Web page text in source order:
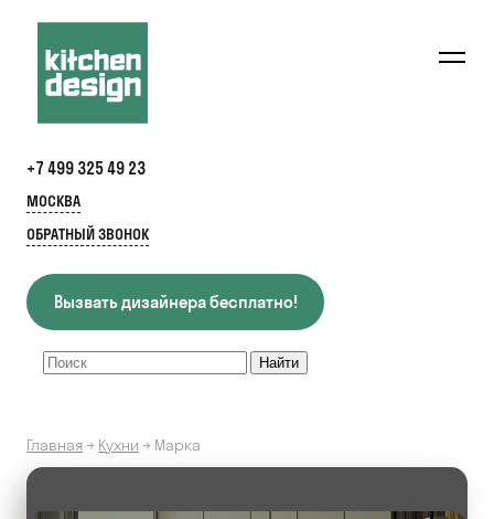
+7 499 325 49 23
МОСКВА
ОБРАТНЫЙ ЗВОНОК
Вызвать дизайнера бесплатно!
Главная→ Кухни → Марка